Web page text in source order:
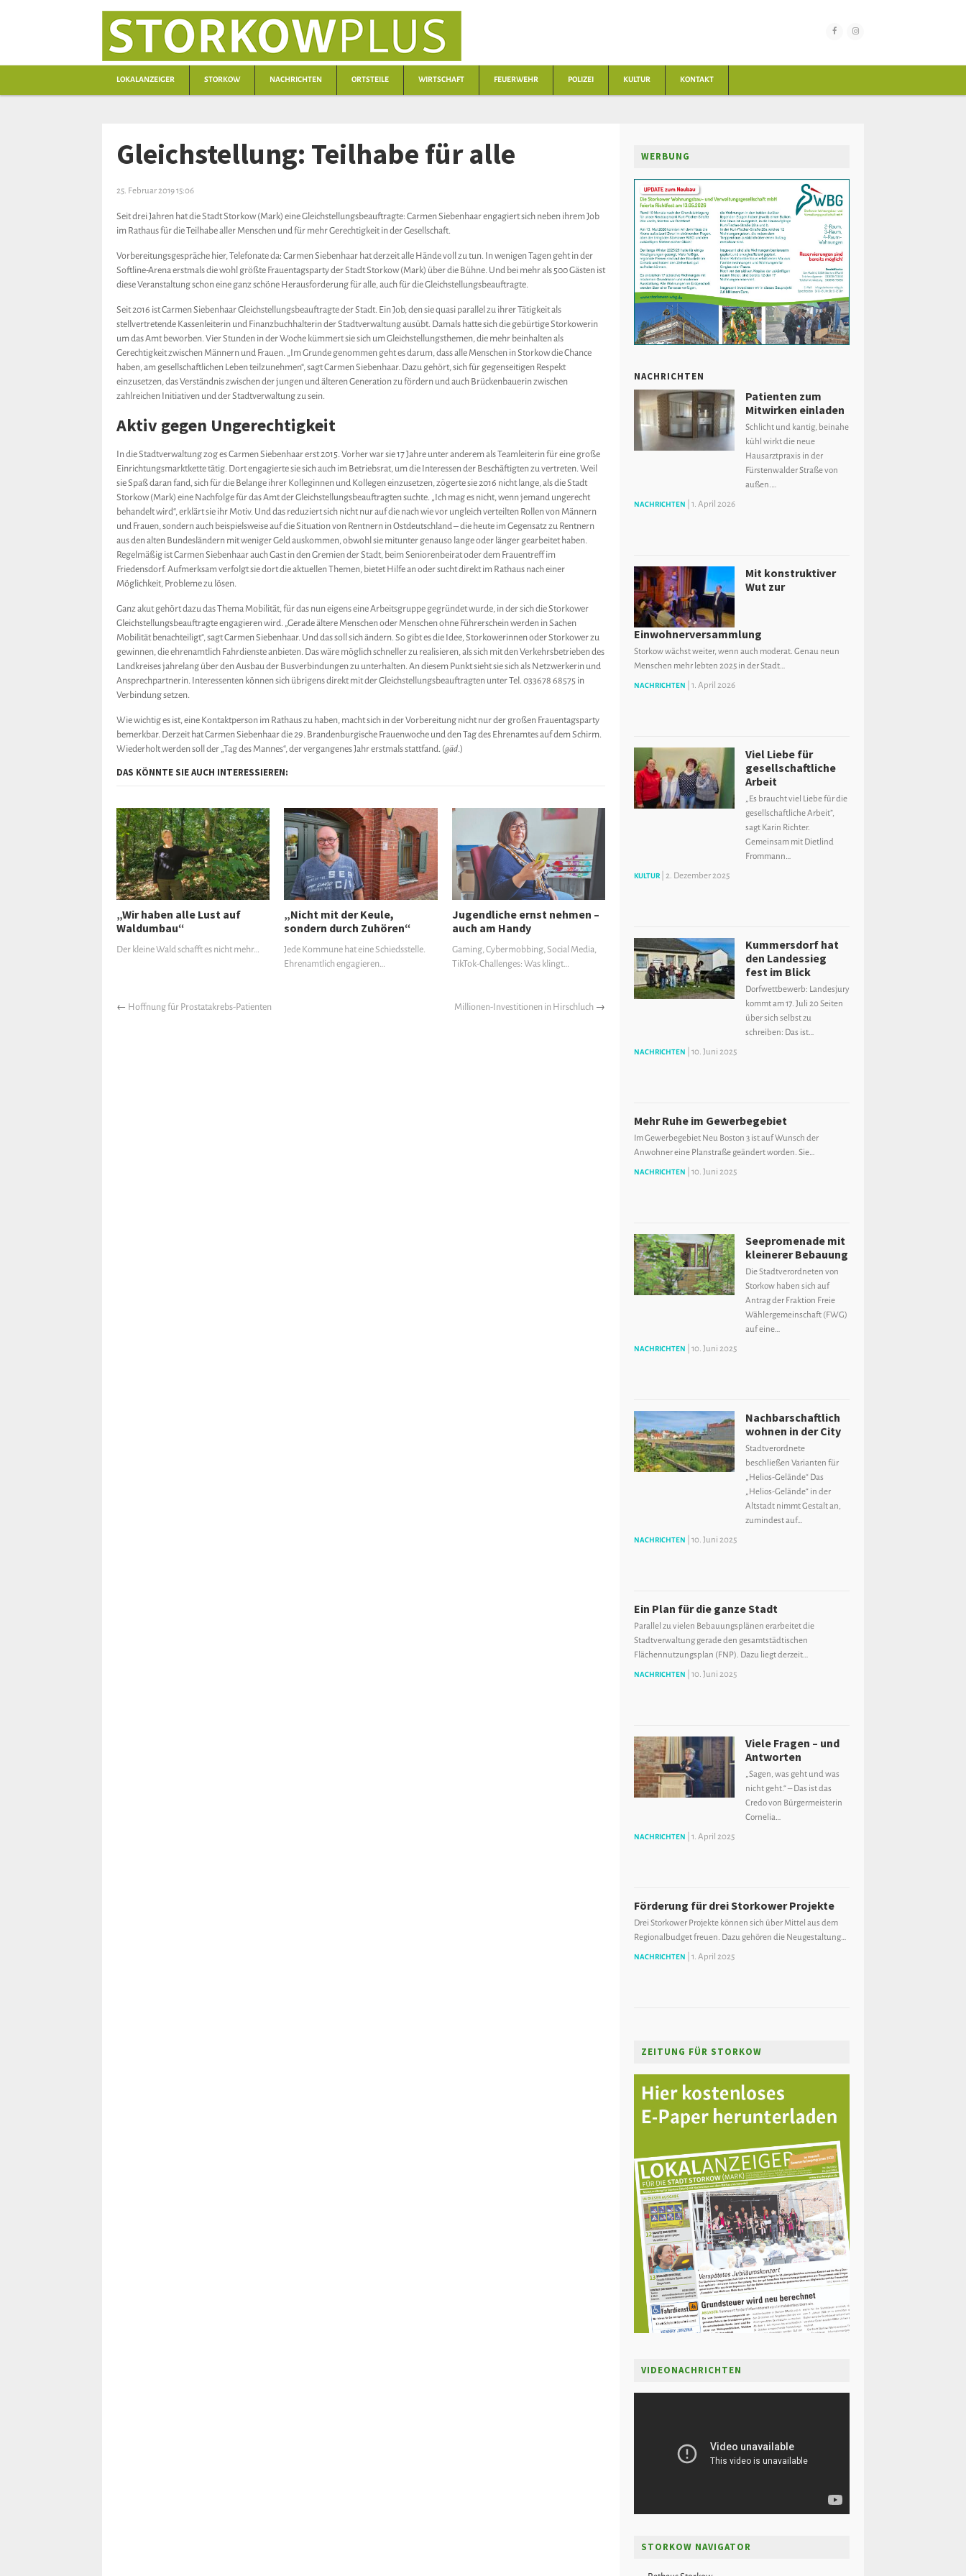
LOKALANZEIGER STORKOW NACHRICHTEN ORTSTEILE WIRTSCHAFT FEUERWEHR POLIZEI KULTUR KONTAKT
Gleichstellung: Teilhabe für alle
25. Februar 2019 15:06
Seit drei Jahren hat die Stadt Storkow (Mark) eine Gleichstellungsbeauftragte: Carmen Siebenhaar engagiert sich neben ihrem Job
im Rathaus für die Teilhabe aller Menschen und für mehr Gerechtigkeit in der Gesellschaft.
Vorbereitungsgespräche hier, Telefonate da: Carmen Siebenhaar hat derzeit alle Hände voll zu tun. In wenigen Tagen geht in der
Softline-Arena erstmals die wohl größte Frauentagsparty der Stadt Storkow (Mark) über die Bühne. Und bei mehr als 500 Gästen ist
diese Veranstaltung schon eine ganz schöne Herausforderung für alle, auch für die Gleichstellungsbeauftragte.
Seit 2016 ist Carmen Siebenhaar Gleichstellungsbeauftragte der Stadt. Ein Job, den sie quasi parallel zu ihrer Tätigkeit als
stellvertretende Kassenleiterin und Finanzbuchhalterin der Stadtverwaltung ausübt. Damals hatte sich die gebürtige Storkowerin
um das Amt beworben. Vier Stunden in der Woche kümmert sie sich um Gleichstellungsthemen, die mehr beinhalten als
Gerechtigkeit zwischen Männern und Frauen. „Im Grunde genommen geht es darum, dass alle Menschen in Storkow die Chance
haben, am gesellschaftlichen Leben teilzunehmen“, sagt Carmen Siebenhaar. Dazu gehört, sich für gegenseitigen Respekt
einzusetzen, das Verständnis zwischen der jungen und älteren Generation zu fördern und auch Brückenbauerin zwischen
zahlreichen Initiativen und der Stadtverwaltung zu sein.
Aktiv gegen Ungerechtigkeit
In die Stadtverwaltung zog es Carmen Siebenhaar erst 2015. Vorher war sie 17 Jahre unter anderem als Teamleiterin für eine große
Einrichtungsmarktkette tätig. Dort engagierte sie sich auch im Betriebsrat, um die Interessen der Beschäftigten zu vertreten. Weil
sie Spaß daran fand, sich für die Belange ihrer Kolleginnen und Kollegen einzusetzen, zögerte sie 2016 nicht lange, als die Stadt
Storkow (Mark) eine Nachfolge für das Amt der Gleichstellungsbeauftragten suchte. „Ich mag es nicht, wenn jemand ungerecht
behandelt wird“, erklärt sie ihr Motiv. Und das reduziert sich nicht nur auf die nach wie vor ungleich verteilten Rollen von Männern
und Frauen, sondern auch beispielsweise auf die Situation von Rentnern in Ostdeutschland – die heute im Gegensatz zu Rentnern
aus den alten Bundesländern mit weniger Geld auskommen, obwohl sie mitunter genauso lange oder länger gearbeitet haben.
Regelmäßig ist Carmen Siebenhaar auch Gast in den Gremien der Stadt, beim Seniorenbeirat oder dem Frauentreff im
Friedensdorf. Aufmerksam verfolgt sie dort die aktuellen Themen, bietet Hilfe an oder sucht direkt im Rathaus nach einer
Möglichkeit, Probleme zu lösen.
Ganz akut gehört dazu das Thema Mobilität, für das nun eigens eine Arbeitsgruppe gegründet wurde, in der sich die Storkower
Gleichstellungsbeauftragte engagieren wird. „Gerade ältere Menschen oder Menschen ohne Führerschein werden in Sachen
Mobilität benachteiligt“, sagt Carmen Siebenhaar. Und das soll sich ändern. So gibt es die Idee, Storkowerinnen oder Storkower zu
gewinnen, die ehrenamtlich Fahrdienste anbieten. Das wäre möglich schneller zu realisieren, als sich mit den Verkehrsbetrieben des
Landkreises jahrelang über den Ausbau der Busverbindungen zu unterhalten. An diesem Punkt sieht sie sich als Netzwerkerin und
Ansprechpartnerin. Interessenten können sich übrigens direkt mit der Gleichstellungsbeauftragten unter Tel. 033678 68575 in
Verbindung setzen.
Wie wichtig es ist, eine Kontaktperson im Rathaus zu haben, macht sich in der Vorbereitung nicht nur der großen Frauentagsparty
bemerkbar. Derzeit hat Carmen Siebenhaar die 29. Brandenburgische Frauenwoche und den Tag des Ehrenamtes auf dem Schirm.
Wiederholt werden soll der „Tag des Mannes“, der vergangenes Jahr erstmals stattfand. (gäd.)
DAS KÖNNTE SIE AUCH INTERESSIEREN:
„Wir haben alle Lust auf
Waldumbau“
Der kleine Wald schafft es nicht mehr…
„Nicht mit der Keule,
sondern durch Zuhören“
Jede Kommune hat eine Schiedsstelle.
Ehrenamtlich engagieren…
Jugendliche ernst nehmen –
auch am Handy
Gaming, Cybermobbing, Social Media,
TikTok-Challenges: Was klingt…
← Hoffnung für Prostatakrebs-Patienten Millionen-Investitionen in Hirschluch →
WERBUNG
NACHRICHTEN
Patienten zum
Mitwirken einladen
Schlicht und kantig, beinahe
kühl wirkt die neue
Hausarztpraxis in der
Fürstenwalder Straße von
außen.…
NACHRICHTEN 1. April 2026
Mit konstruktiver
Wut zur
Einwohnerversammlung
Storkow wächst weiter, wenn auch moderat. Genau neun
Menschen mehr lebten 2025 in der Stadt…
NACHRICHTEN 1. April 2026
Viel Liebe für
gesellschaftliche
Arbeit
„Es braucht viel Liebe für die
gesellschaftliche Arbeit”,
sagt Karin Richter.
Gemeinsam mit Dietlind
Frommann…
KULTUR 2. Dezember 2025
Kummersdorf hat
den Landessieg
fest im Blick
Dorfwettbewerb: Landesjury
kommt am 17. Juli 20 Seiten
über sich selbst zu
schreiben: Das ist…
NACHRICHTEN 10. Juni 2025
Mehr Ruhe im Gewerbegebiet
Im Gewerbegebiet Neu Boston 3 ist auf Wunsch der
Anwohner eine Planstraße geändert worden. Sie…
NACHRICHTEN 10. Juni 2025
Seepromenade mit
kleinerer Bebauung
Die Stadtverordneten von
Storkow haben sich auf
Antrag der Fraktion Freie
Wählergemeinschaft (FWG)
auf eine…
NACHRICHTEN 10. Juni 2025
Nachbarschaftlich
wohnen in der City
Stadtverordnete
beschließen Varianten für
„Helios-Gelände“ Das
„Helios-Gelände“ in der
Altstadt nimmt Gestalt an,
zumindest auf…
NACHRICHTEN 10. Juni 2025
Ein Plan für die ganze Stadt
Parallel zu vielen Bebauungsplänen erarbeitet die
Stadtverwaltung gerade den gesamtstädtischen
Flächennutzungsplan (FNP). Dazu liegt derzeit…
NACHRICHTEN 10. Juni 2025
Viele Fragen – und
Antworten
„Sagen, was geht und was
nicht geht.“ – Das ist das
Credo von Bürgermeisterin
Cornelia…
NACHRICHTEN 1. April 2025
Förderung für drei Storkower Projekte
Drei Storkower Projekte können sich über Mittel aus dem
Regionalbudget freuen. Dazu gehören die Neugestaltung…
NACHRICHTEN 1. April 2025
ZEITUNG FÜR STORKOW
VIDEONACHRICHTEN
STORKOW NAVIGATOR